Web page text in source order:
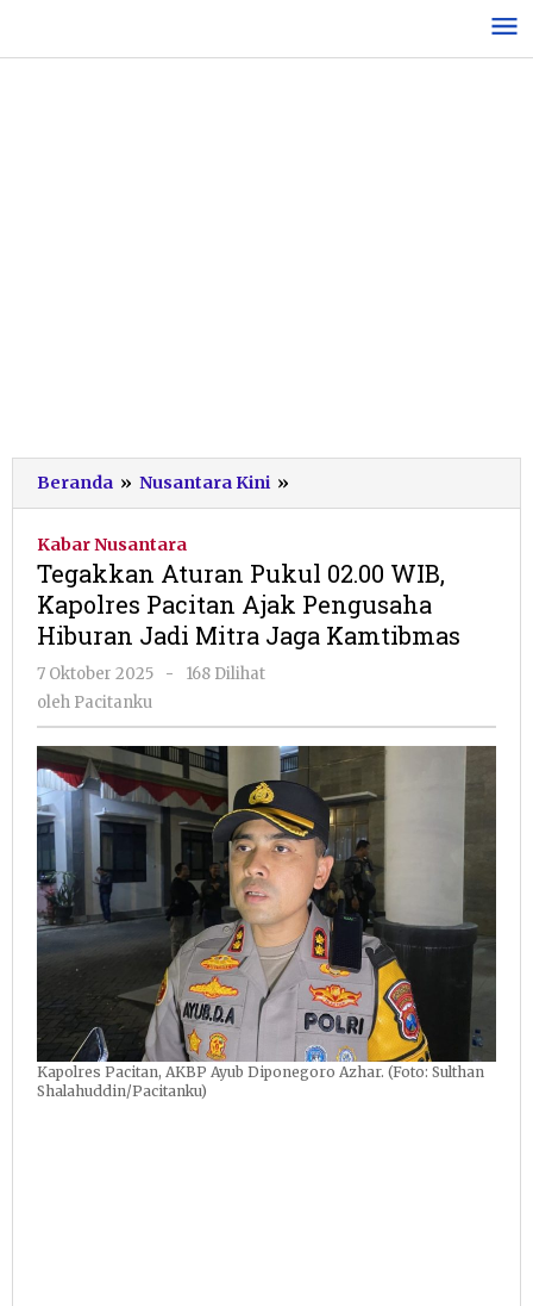
konten
Beranda » Nusantara Kini »
Aturan
WIB,
Kapolres
Pacitan
Jadi
Mitra
Jaga
Kamtibmas
Kabar Nusantara
Tegakkan Aturan Pukul 02.00 WIB,
Kapolres Pacitan Ajak Pengusaha
Hiburan Jadi Mitra Jaga Kamtibmas
7 Oktober 2025
oleh
-
168 Dilihat
oleh Pacitanku
Kapolres Pacitan, AKBP Ayub Diponegoro Azhar. (Foto: Sulthan
Shalahuddin/Pacitanku)